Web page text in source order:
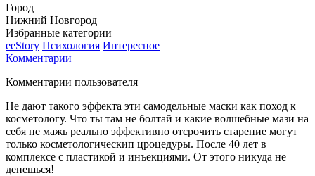
Город
Нижний Новгород
Избранные категории
ееStory Психология Интересное
Комментарии
Комментарии пользователя
Не дают такого эффекта эти самодельные маски как поход к
косметологу. Что ты там не болтай и какие волшебные мази на
себя не мажь реально эффективно отсрочить старение могут
только косметологическип цроцедуры. После 40 лет в
комплексе с пластикой и инъекциями. От этого никуда не
денешься!